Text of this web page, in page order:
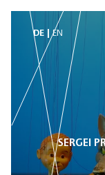
DE EN
SERGEI